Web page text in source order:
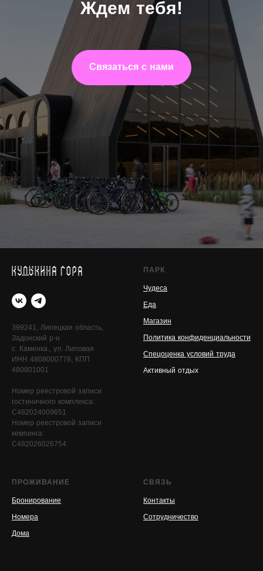
Ждем тебя!
Связаться с нами
399241, Липецкая область,
Задонский р-н
с. Каменка., ул. Липовая
ИНН 4808000778, КПП
480801001
Номер реестровой записи
гостиничного комплекса:
С482024009651
Номер реестровой записи
кемпинга:
С482026026754
ПАРК
Чудеса
Еда
Магазин
Политика конфиденциальности
Спецоценка условий труда
Активный отдых
ПРОЖИВАНИЕ
Бронирование
Номера
Дома
СВЯЗЬ
Контакты
Сотрудничество